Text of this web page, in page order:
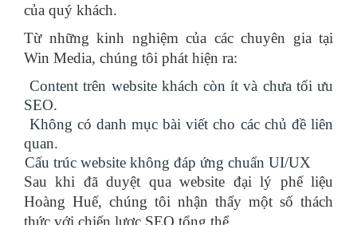
của quý khách.
Từ những kinh nghiệm của các chuyên gia tại
Win Media, chúng tôi phát hiện ra:
Content trên website khách còn ít và chưa tối ưu
SEO.
Không có danh mục bài viết cho các chủ đề liên
quan.
Cấu trúc website không đáp ứng chuẩn UI/UX
Sau khi đã duyệt qua website đại lý phế liệu
Hoàng Huế, chúng tôi nhận thấy một số thách
thức với chiến lược SEO tổng thể.